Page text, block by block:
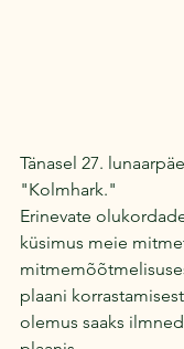
Tänasel 27.
"Kolmhark."
Erinevate
küsimus meie
plaani
olemus saaks